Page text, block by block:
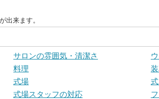
出来ます。
サロンの雰囲気・清潔さ
料理
式場
式場スタッフの対応